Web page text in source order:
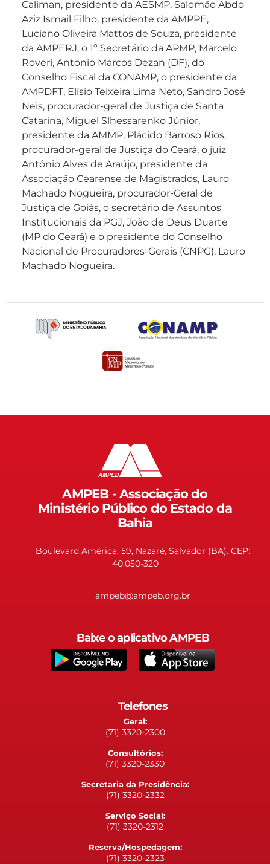
Caliman, presidente da AESMP, Salomão Abdo
Aziz Ismail Filho, presidente da AMPPE,
Luciano Oliveira Mattos de Souza, presidente
da AMPERJ, o 1º Secretário da APMP, Marcelo
Roveri, Antonio Marcos Dezan (DF), do
Conselho Fiscal da CONAMP, o presidente da
AMPDFT, Elísio Teixeira Lima Neto, Sandro José
Neis, procurador-geral de Justiça de Santa
Catarina, Miguel Slhessarenko Júnior,
presidente da AMMP, Plácido Barroso Rios,
procurador-geral de Justiça do Ceará, o juiz
Antônio Alves de Araújo, presidente da
Associação Cearense de Magistrados, Lauro
Machado Nogueira, procurador-Geral de
Justiça de Goiás, o secretário de Assuntos
Institucionais da PGJ, João de Deus Duarte
(MP do Ceará) e o presidente do Conselho
Nacional de Procuradores-Gerais (CNPG), Lauro
Machado Nogueira.
AMPEB - Associação do
Ministério Público do Estado da
Bahia
Boulevard América, 59, Nazaré, Salvador (BA). CEP:
40.050-320
ampeb@ampeb.org.br
Baixe o aplicativo AMPEB
Telefones
Geral:
(71) 3320-2300
Consultórios:
(71) 3320-2330
Secretaria da Presidência:
(71) 3320-2332
Serviço Social:
(71) 3320-2312
Reserva/Hospedagem:
(71) 3320-2323